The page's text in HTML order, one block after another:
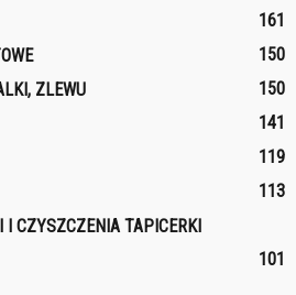
161
150
ZLEWU
150
141
119
113
I CZYSZCZENIA TAPICERKI
101